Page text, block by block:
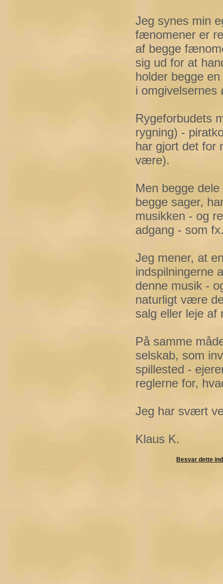
Jeg synes min
fænomener er
af begge
sig ud for at
holder begge
i omgivelsernes
Rygeforbudets
rygning) -
har gjort det for
være).
Men begge
begge sager,
musikken - og
adgang - som
Jeg mener, at
indspilningerne
denne musik -
naturligt være
salg eller leje af
På samme
selskab, som
spillested -
reglerne for,
Jeg har svært
Klaus K.
Besvar dette